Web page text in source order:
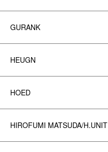
GURANK
HEUGN
HOED
HIROFUMI MATSUDA/H.UNIT